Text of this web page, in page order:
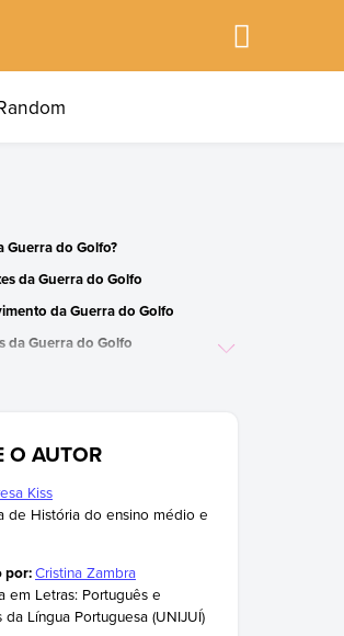
Guerra do Golfo?
da Guerra do Golfo
da Guerra do Golfo
da Guerra do Golfo
O AUTOR
Kiss
de História do ensino médio e
por:Cristina Zambra
em Letras: Português e
da Língua Portuguesa (UNIJUÍ)